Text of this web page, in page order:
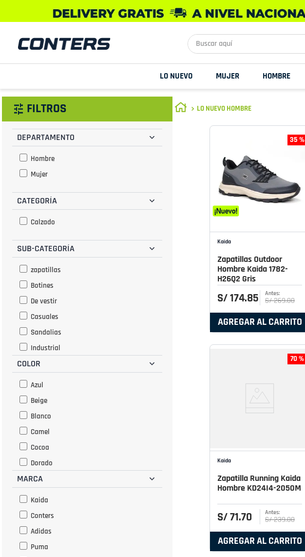
Buscar aquí
LO NUEVO MUJER HOMBRE
FILTROS
DEPARTAMENTO
Hombre
Mujer
CATEGORÍA
Calzado
SUB-CATEGORÍA
zapatillas
Botines
De vestir
Casuales
Sandalias
Industrial
Botas y botines
COLOR
Azul
Beige
Blanco
Camel
Cocoa
Dorado
Gris
MARCA
Kaida
Conters
Adidas
Puma
LO NUEVO HOMBRE
35 %
Kaida
Zapatillas Outdoor
Hombre Kaida 1782-
H26Q2 Gris
S/174.85 S/269.00
AGREGAR AL CARRITO
70 %
Kaida
Zapatilla Running Kaida
Hombre KD24I4-2050M
S/71.70 S/239.00
AGREGAR AL CARRITO